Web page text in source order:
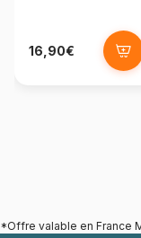
16,90€
*Offre valable en France